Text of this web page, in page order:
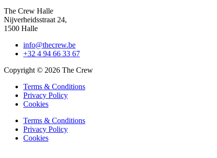
The Crew Halle
Nijverheidsstraat 24,
1500 Halle
info@thecrew.be
+32 4 94 66 33 67
Copyright © 2026 The Crew
Terms & Conditions
Privacy Policy
Cookies
Terms & Conditions
Privacy Policy
Cookies